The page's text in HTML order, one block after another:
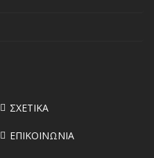
ΣΧΕΤΙΚΑ
ΕΠΙΚΟΙΝΩΝΙΑ